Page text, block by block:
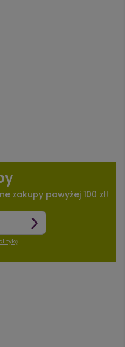
zakupy powyżej 100 zł!